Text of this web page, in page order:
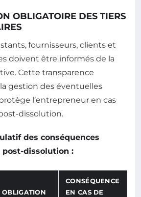
OBLIGATOIRE DES TIERS
fournisseurs, clients et
doivent être informés de la
Cette transparence
gestion des éventuelles
l’entrepreneur en cas
dissolution.
des conséquences
dissolution :
OBLIGATION
CONSÉQUENCE
EN CAS DE